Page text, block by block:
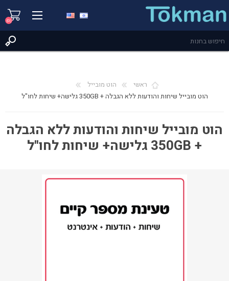
(0)
ראשי
הוט מובייל
הוט מובייל שיחות והודעות ללא הגבלה + 350GB גלישה+ שיחות לחו"ל
הוט מובייל שיחות והודעות ללא הגבלה
+ 350GB גלישה+ שיחות לחו"ל